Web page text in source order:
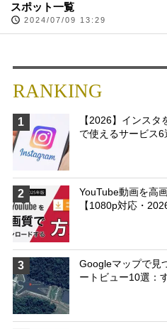
スポット一覧
2024/07/09 13:29
RANKING
1
【2026】インスタ
で使えるサービス
2
YouTube動画を高
【1080p対応・
3
Googleマップで見
ートビュー10選：